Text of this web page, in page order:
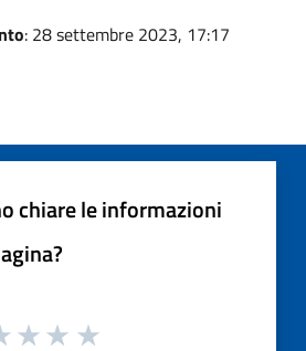
: 28 settembre 2023, 17:17
chiare le informazioni